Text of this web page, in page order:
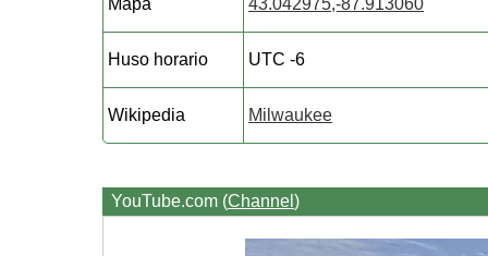
Mapa 43.042975,-87.913060
Huso horario UTC -6
Wikipedia Milwaukee
YouTube.com (Channel)